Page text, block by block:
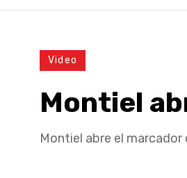
Video
Montiel
Montiel abre el marcador